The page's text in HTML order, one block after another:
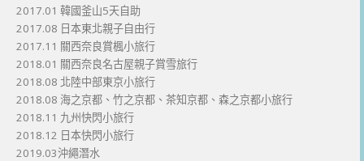
2017.01 韓國釜山5天自助
2017.08 日本東北親子自由行
2017.11 關西奈良賞楓小旅行
2018.01 關西奈良名古屋親子賞雪旅行
2018.08 北陸中部東京小旅行
2018.08 海之京都、竹之京都、茶知京都、森之京都小旅行
2018.11 九州快閃小旅行
2018.12 日本快閃小旅行
2019.03沖繩潛水